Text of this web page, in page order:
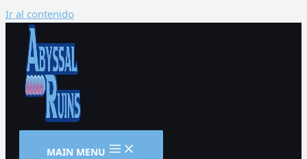
Ir al contenido
MAIN MENU